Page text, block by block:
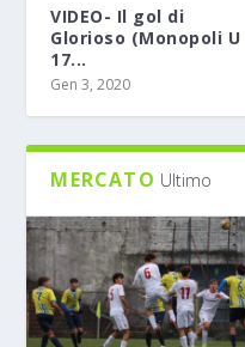
VIDEO- Il gol di
Glorioso (Monopoli U
17...
Gen 3, 2020
MERCATO Ultimo